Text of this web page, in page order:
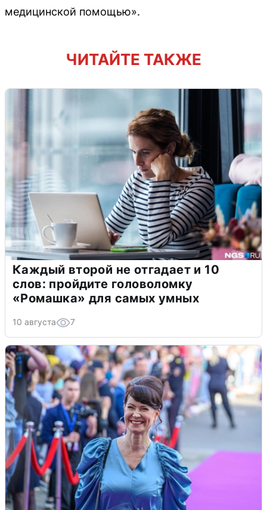
медицинской помощью».
ЧИТАЙТЕ ТАКЖЕ
Каждый второй не отгадает и 10
слов: пройдите головоломку
«Ромашка» для самых умных
10 августа 7